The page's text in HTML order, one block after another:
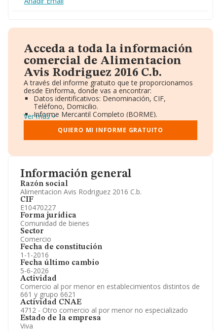
Información general
Razón social
Alimentacion Avis Rodriguez 2016 C.b.
CIF
E10470227
Forma jurídica
Comunidad de bienes
Sector
Comercio
Fecha de constitución
1-1-2016
Fecha último cambio
5-6-2026
Actividad
Comercio al por menor en establecimientos distintos de
661 y grupo 6621
Actividad CNAE
4712 - Otro comercio al por menor no especializado
Estado de la empresa
Viva
Acceda a toda la información
comercial de Alimentacion
Avis Rodriguez 2016 C.b.
A través del informe gratuito que te proporcionamos
desde Einforma, donde vas a encontrar:
Datos identificativos: Denominación, CIF,
Teléfono, Domicilio.
Informe Mercantil Completo (BORME).
Gráficos de Evolución Ventas y Empleados.
Consejo de Administración y Administradores.
Directivos y Ejecutivos.
Información oficial y registral complementaria.
Ver más
QUIERO MI INFORME GRATUITO